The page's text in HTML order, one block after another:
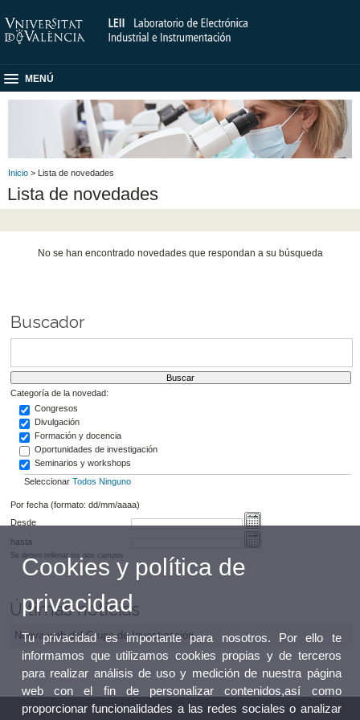
MENÚ
Inicio > Lista de novedades
Lista de novedades
No se han encontrado novedades que respondan a su búsqueda
Buscador
Categoría de la novedad:
Congresos
Divulgación
Formación y docencia
Oportunidades de investigación
Seminarios y workshops
Seleccionar Todos Ninguno
Por fecha (formato: dd/mm/aaaa)
Desde
hasta
Se deben rellenar los dos campos
Últimas noticias
Nueva web del Grupo de Investigación
Cookies y política de
privacidad
Tu privacidad es importante para nosotros. Por ello te
informamos que utilizamos cookies propias y de terceros
para realizar análisis de uso y medición de nuestra página
web con el fin de personalizar contenidos,así como
proporcionar funcionalidades a las redes sociales o analizar